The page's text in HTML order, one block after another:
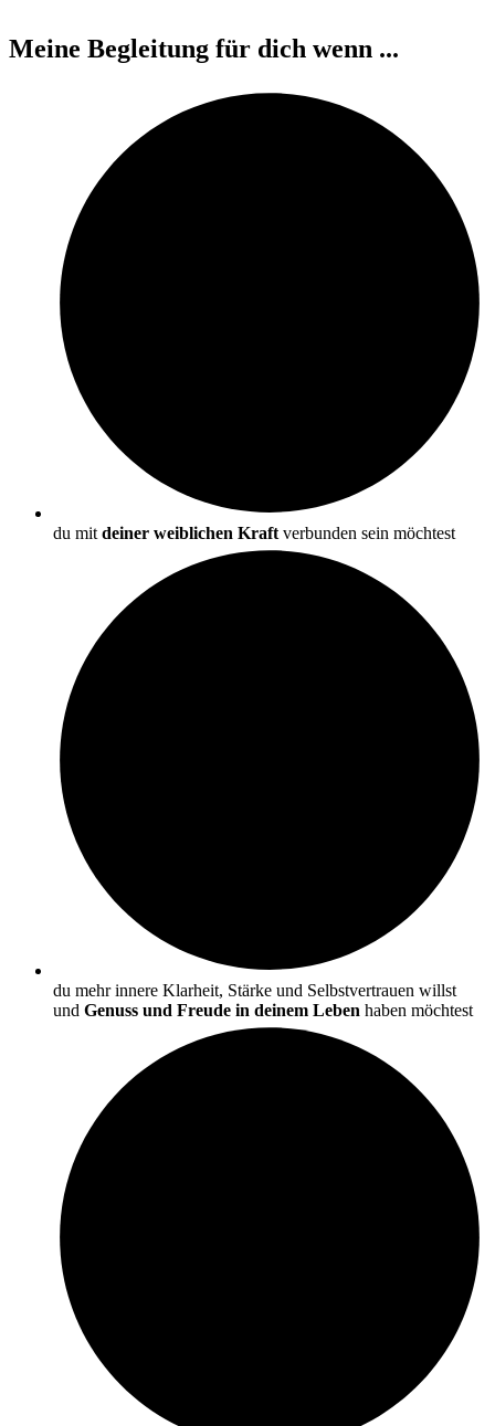
Meine Begleitung für dich wenn ...
du mit deiner weiblichen Kraft verbunden sein möchtest
du mehr innere Klarheit, Stärke und Selbstvertrauen willst
und Genuss und Freude in deinem Leben haben möchtest ​